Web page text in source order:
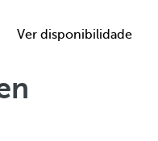
Ver disponibilidade